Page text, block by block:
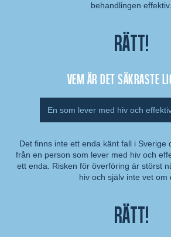
behandlingen effektiv.
Rätt!
Vem är det säkraste
En som lever med hiv och
Kommentar:
Det finns inte ett enda känt fall i Sverige
från en person som lever med hiv och
ett enda. Risken för överföring är störst
hiv och själv inte vet om
Rätt!